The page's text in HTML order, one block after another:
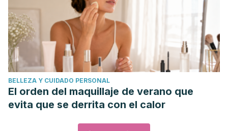
BELLEZA Y CUIDADO PERSONAL
El orden del maquillaje de verano que
evita que se derrita con el calor